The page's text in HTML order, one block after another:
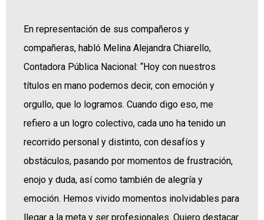
En representación de sus compañeros y
compañeras, habló Melina Alejandra Chiarello,
Contadora Pública Nacional: “Hoy con nuestros
títulos en mano podemos decir, con emoción y
orgullo, que lo logramos. Cuando digo eso, me
refiero a un logro colectivo, cada uno ha tenido un
recorrido personal y distinto, con desafíos y
obstáculos, pasando por momentos de frustración,
enojo y duda, así como también de alegría y
emoción. Hemos vivido momentos inolvidables para
llegar a la meta y ser profesionales. Quiero destacar